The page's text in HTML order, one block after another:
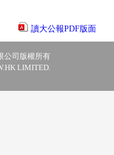
讀大公報PDF版面
公司版權所有
LIMITED.